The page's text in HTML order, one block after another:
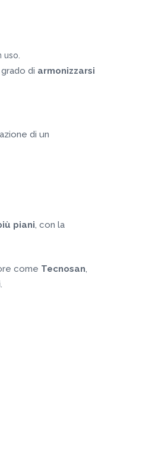
uso.
grado di armonizzarsi
di un
piani, con la
come Tecnosan,